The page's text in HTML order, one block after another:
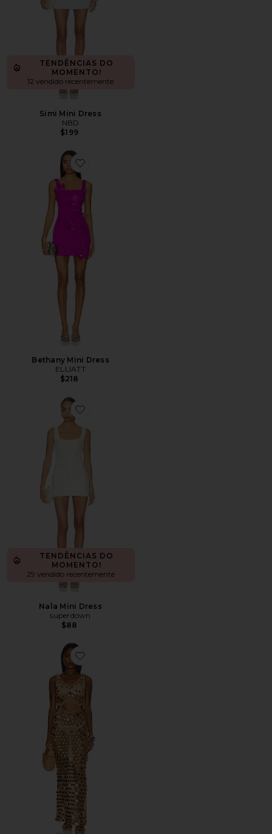
TENDÊNCIAS DO
MOMENTO!
12 vendido recentemente
Simi Mini Dress
NBD
$199
Favorite Bethany Mini Dress
Bethany Mini Dress
ELLIATT
$218
Favorite Nala Mini Dress
TENDÊNCIAS DO
MOMENTO!
29 vendido recentemente
Nala Mini Dress
superdown
$88
Favorite Elena Maxi Dress